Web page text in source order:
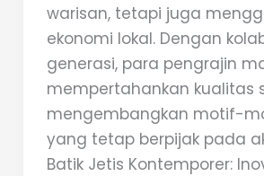
warisan, tetapi juga
ekonomi lokal. Dengan
generasi, para pengrajin
mempertahankan kualitas
mengembangkan motif-
yang tetap berpijak pada
Batik Jetis Kontemporer: